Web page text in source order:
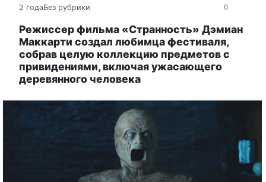
0
2 годаБез рубрики
Режиссер фильма «Странность» Дэмиан
Маккарти создал любимца фестиваля,
собрав целую коллекцию предметов с
привидениями, включая ужасающего
деревянного человека